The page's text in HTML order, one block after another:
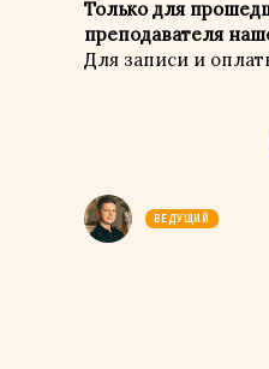
Только для
преподавателя
Для записи и
ВЕДУЩИЙ